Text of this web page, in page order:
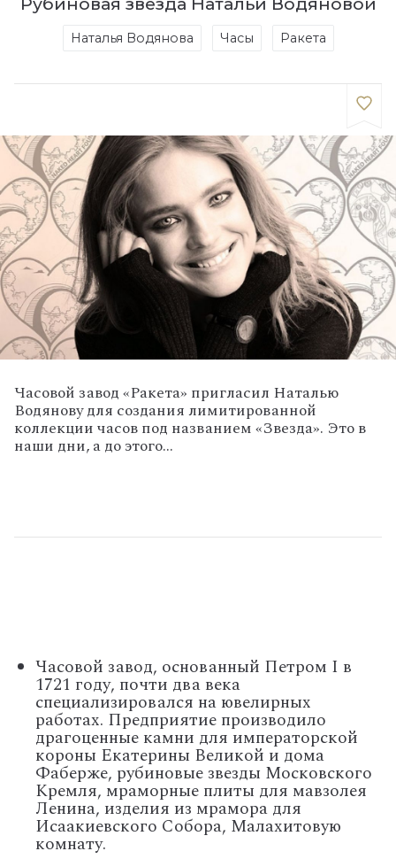
Наталья Водянова Часы Ракета
Часовой завод «Ракета» пригласил Наталью
Водянову для создания лимитированной
коллекции часов под названием «Звезда». Это в
наши дни, а до этого…
Часовой завод, основанный Петром I в
1721 году, почти два века
специализировался на ювелирных
работах. Предприятие производило
драгоценные камни для императорской
короны Екатерины Великой и дома
Фаберже, рубиновые звезды Московского
Кремля, мраморные плиты для мавзолея
Ленина, изделия из мрамора для
Исаакиевского Собора, Малахитовую
комнату.